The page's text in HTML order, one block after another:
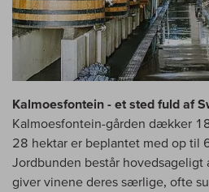
Kalmoesfontein - et sted fuld af
Kalmoesfontein-gården dækker
28 hektar er beplantet med op til
Jordbunden består hovedsageligt
giver vinene deres særlige, ofte